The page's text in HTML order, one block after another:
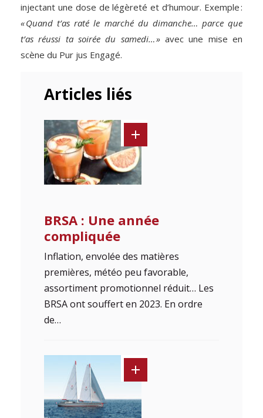
injectant une dose de légèreté et d’humour. Exemple :
« Quand t’as raté le marché du dimanche… parce que
t’as réussi ta soiréedu samedi… »avec une mise en
scène du Pur jus Engagé.
Articles liés
BRSA : Une année
compliquée
Inflation, envolée des matières
premières, météo peu favorable,
assortiment promotionnel réduit… Les
BRSA ont souffert en 2023. En ordre
de…